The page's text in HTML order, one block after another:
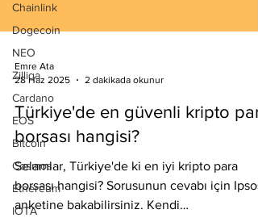
Chainlink
Dogecoin
NEO
Zilliqa
Cardano
EOS
Bitcoin
Cosmos
Ethereum
IOTA
Emre Ata
28 Haz 2025
2 dakikada okunur
Türkiye'de en güvenli kripto
borsası hangisi?
Selamlar, Türkiye'de ki en iyi kripto para